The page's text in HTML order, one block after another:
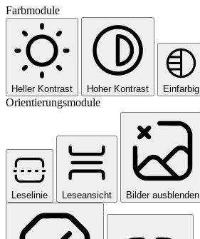
Farbmodule
Heller Kontrast Hoher Kontrast Einfarbig
Orientierungsmodule
Leselinie Leseansicht Bilder ausblenden